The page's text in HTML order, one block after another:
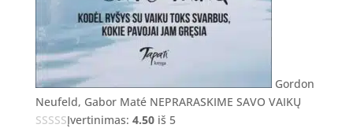
Gordon
Neufeld, Gabor Maté NEPRARASKIME SAVO VAIKŲ
Įvertinimas: 4.50iš 5